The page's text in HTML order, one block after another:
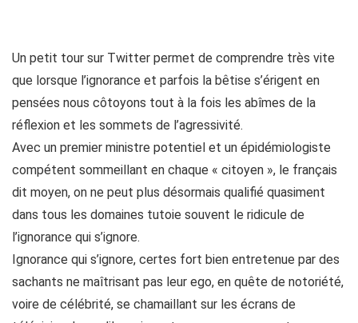
Un petit tour sur Twitter permet de comprendre très vite
que lorsque l’ignorance et parfois la bêtise s’érigent en
pensées nous côtoyons tout à la fois les abîmes de la
réflexion et les sommets de l’agressivité.
Avec un premier ministre potentiel et un épidémiologiste
compétent sommeillant en chaque « citoyen », le français
dit moyen, on ne peut plus désormais qualifié quasiment
dans tous les domaines tutoie souvent le ridicule de
l’ignorance qui s’ignore.
Ignorance qui s’ignore, certes fort bien entretenue par des
sachants ne maîtrisant pas leur ego, en quête de notoriété,
voire de célébrité, se chamaillant sur les écrans de